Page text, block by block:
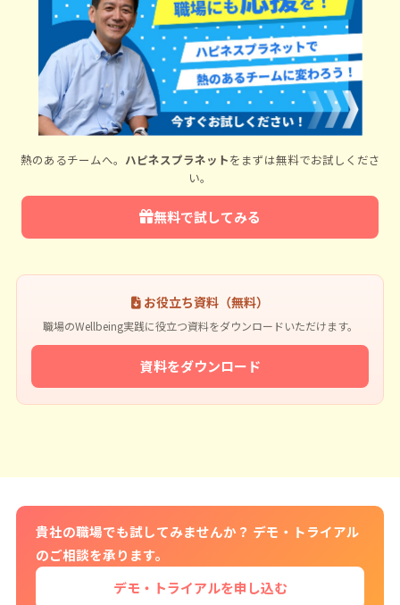
熱のあるチームへ。 ハピネスプラネットをまずは無料でお試しくださ
い。
無料で試してみる
お役立ち資料（無料）
職場のWellbeing実践に役立つ資料をダウンロードいただけます。
資料をダウンロード
貴社の職場でも試してみませんか？ デモ・トライアル
のご相談を承ります。
デモ・トライアルを申し込む